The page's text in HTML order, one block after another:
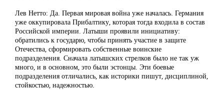
Лев Нетто: Да. Первая мировая война уже началась. Германия
уже оккупировала Прибалтику, которая тогда входила в состав
Российской империи. Латыши проявили инициативу:
обратились к государю, чтобы принять участие в защите
Отечества, сформировать собственные воинские
подразделения. Сначала латышских стрелков было не так уж
много, и в основном, это были эстонцы. Эти боевые
подразделения отличались, как историки пишут, дисциплиной,
стойкостью, надежностью.